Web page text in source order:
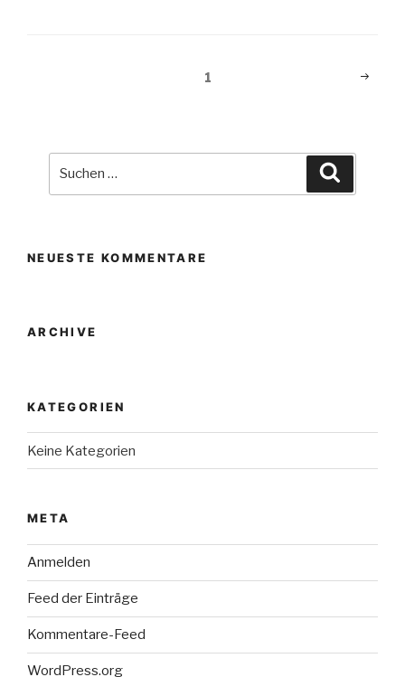
1
NEUESTE KOMMENTARE
ARCHIVE
KATEGORIEN
Keine Kategorien
META
Anmelden
Feed der Einträge
Kommentare-Feed
WordPress.org